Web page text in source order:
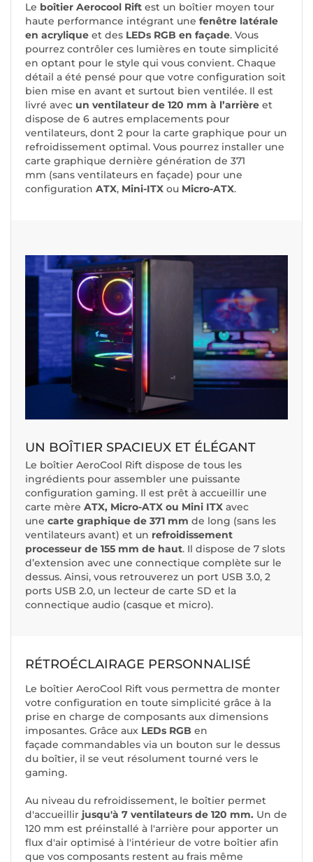
Le boîtier Aerocool Rift est un boîtier moyen tour
haute performance intégrant une fenêtre latérale
en acrylique et des LEDs RGB en façade. Vous
pourrez contrôler ces lumières en toute simplicité
en optant pour le style qui vous convient. Chaque
détail a été pensé pour que votre configuration soit
bien mise en avant et surtout bien ventilée. Il est
livré avec un ventilateur de 120 mm à l’arrière et
dispose de 6 autres emplacements pour
ventilateurs, dont 2 pour la carte graphique pour un
refroidissement optimal. Vous pourrez installer une
carte graphique dernière génération de 371
mm (sans ventilateurs en façade) pour une
configuration ATX, Mini-ITX ou Micro-ATX.
UN BOÎTIER SPACIEUX ET ÉLÉGANT
Le boîtier AeroCool Rift dispose de tous les
ingrédients pour assembler une puissante
configuration gaming. Il est prêt à accueillir une
carte mère ATX, Micro-ATX ou Mini ITX avec
une carte graphique de 371 mm de long (sans les
ventilateurs avant) et un refroidissement
processeur de 155 mm de haut. Il dispose de 7 slots
d’extension avec une connectique complète sur le
dessus. Ainsi, vous retrouverez un port USB 3.0, 2
ports USB 2.0, un lecteur de carte SD et la
connectique audio (casque et micro).
RÉTROÉCLAIRAGE PERSONNALISÉ
Le boîtier AeroCool Rift vous permettra de monter
votre configuration en toute simplicité grâce à la
prise en charge de composants aux dimensions
imposantes. Grâce aux LEDs RGB en
façade commandables via un bouton sur le dessus
du boîtier, il se veut résolument tourné vers le
gaming.
Au niveau du refroidissement, le boîtier permet
d'accueillir jusqu'à 7 ventilateurs de 120 mm. Un de
120 mm est préinstallé à l'arrière pour apporter un
flux d'air optimisé à l'intérieur de votre boîtier afin
que vos composants restent au frais même